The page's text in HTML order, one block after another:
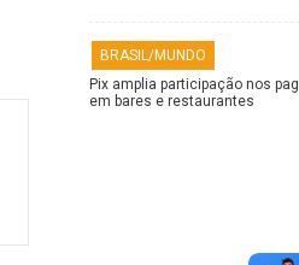
BRASIL/MUNDO
Pix amplia participação nos
em bares e restaurantes